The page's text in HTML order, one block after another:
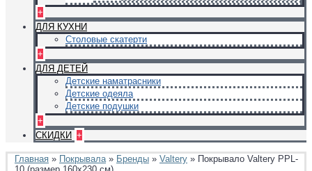
+
ДЛЯ КУХНИ
Столовые скатерти
+
ДЛЯ ДЕТЕЙ
Детские наматрасники
Детские одеяла
Детские подушки
+
СКИДКИ +
Главная » Покрывала » Бренды » Valtery » Покрывало Valtery PPL-